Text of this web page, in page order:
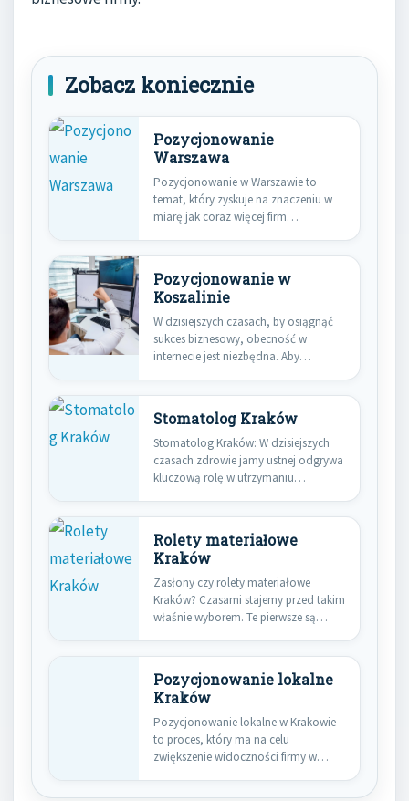
Zobacz koniecznie
Pozycjonowanie
Warszawa
Pozycjonowanie w Warszawie to
temat, który zyskuje na znaczeniu w
miarę jak coraz więcej firm…
Pozycjonowanie w
Koszalinie
W dzisiejszych czasach, by osiągnąć
sukces biznesowy, obecność w
internecie jest niezbędna. Aby
Stomatolog Kraków
Stomatolog Kraków: W dzisiejszych
czasach zdrowie jamy ustnej odgrywa
kluczową rolę w utrzymaniu
Rolety materiałowe
Kraków
Zasłony czy rolety materiałowe
Kraków? Czasami stajemy przed takim
właśnie wyborem. Te pierwsze są
Pozycjonowanie lokalne
Kraków
Pozycjonowanie lokalne w Krakowie
to proces, który ma na celu
zwiększenie widoczności firmy w